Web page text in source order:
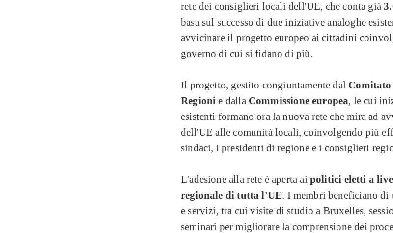
rete dei consiglieri locali dell'UE, che conta già
basa sul successo di due iniziative analoghe
avvicinare il progetto europeo ai cittadini
governo di cui si fidano di più.
Il progetto, gestito congiuntamente dal Comitato
Regioni e dalla Commissione europea, le cui
esistenti formano ora la nuova rete che mira ad
dell'UE alle comunità locali, coinvolgendo più
sindaci, i presidenti di regione e i consiglieri
L'adesione alla rete è aperta ai politici eletti a
regionale di tutta l'UE. I membri beneficiano di
e servizi, tra cui visite di studio a Bruxelles,
seminari per migliorare la comprensione dei